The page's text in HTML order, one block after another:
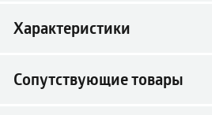
Характеристики
Сопутствующие товары